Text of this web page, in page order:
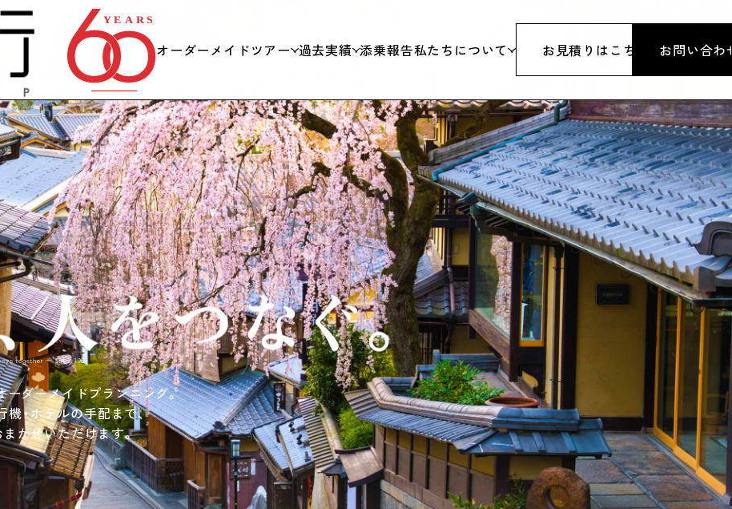
オーダーメイドツアー
私たちができること
当日までの流れ
過去実績
日帰り旅行
社員旅行
スキー&スノボツアー
会議・研修・パーティーイベント
学校団体
海外旅行
添乗報告私たちについて
代表挨拶
沿革
会社概要
アクセス
旅行業登録票
約款・条件書・その他
お見積りはこちら お問い合わ
together — Since 1967
ーダーメイドプランニング。
機・ホテルの手配まで、
かせいただけます。